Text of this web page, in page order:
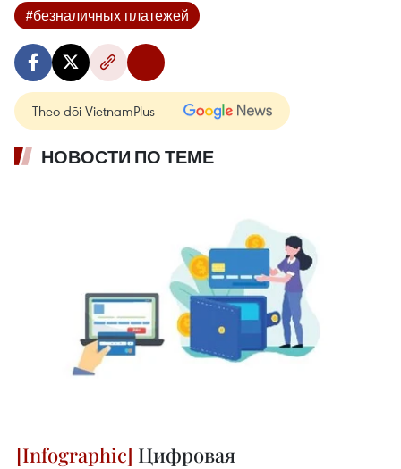
#безналичных платежей
Theo dõi VietnamPlus
НОВОСТИ ПО ТЕМЕ
Цифровая